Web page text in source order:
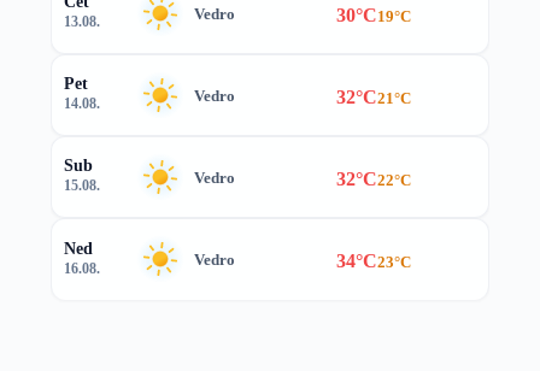
13.08. Vedro 30°C19°C
Pet
14.08. Vedro 32°C21°C
Sub
15.08. Vedro 32°C22°C
Ned
16.08. Vedro 34°C23°C